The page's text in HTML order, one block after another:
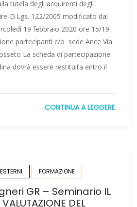
tutela degli acquirenti degli
D.Lgs. 122/2005 modificato dal
19 febbraio 2020 ore 15/19
partecipanti c/o sede Ance Via
La scheda di partecipazione
dovrà essere restituita entro il
CONTINUA A LEGGERE
FORMAZIONE
GR – Seminario IL
DEL